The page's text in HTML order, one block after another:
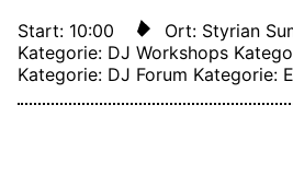
Start: 10:00
Ort: Styrian
Kategorie: DJ Workshops
Kategorie: DJ Forum Kategorie: